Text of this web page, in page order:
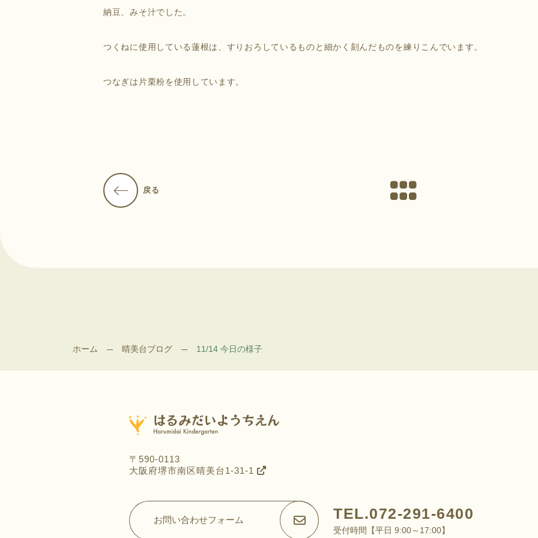
納豆、みそ汁でした。
つくねに使用している蓮根は、すりおろしているものと細かく刻んだものを練りこんでいます。
つなぎは片栗粉を使用しています。
戻る
ホーム 晴美台ブログ 11/14 今日の様子
〒590-0113
大阪府堺市南区晴美台1-31-1
お問い合わせフォーム TEL.072-291-6400
受付時間【平日 9:00～17:00】